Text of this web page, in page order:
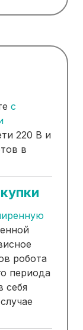
с
220 В и
в
робота
периода
себя